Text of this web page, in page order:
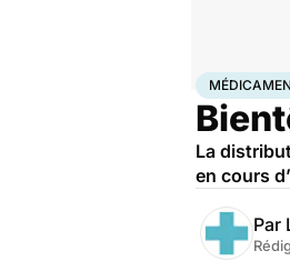
AccueilSanté
La
en cours
Par